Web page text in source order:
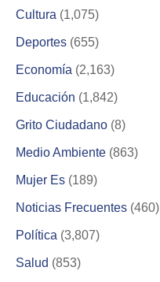
Cultura (1,075)
Deportes (655)
Economía (2,163)
Educación (1,842)
Grito Ciudadano (8)
Medio Ambiente (863)
Mujer Es (189)
Noticias Frecuentes (460)
Política (3,807)
Salud (853)